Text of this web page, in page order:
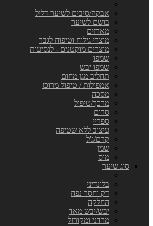
אבקה/סיבים לשיער דליל
בושם לשיער
מארזים
מוצרי גילוח וטיפוח לגבר
מוצרים מוקטנים - לנסיעות
שמפו
שמפו יבש
תחליב מגן מחום
אמפולות / טיפול מרוכז
מסכה
מרכך/טיפול
סרום
ספריי
עיצוב ללא שטיפה
קרם/ג'ל
שמן
מוס
סוג שיער
בלונדיני
דק וחסר נפח
החלקה
יבש/יבש מאד
מרדני ומקורזל